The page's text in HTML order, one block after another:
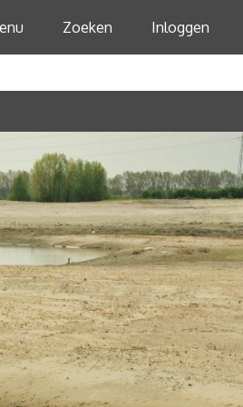
Zoeken Inloggen